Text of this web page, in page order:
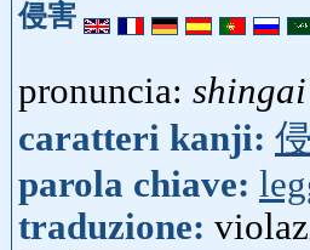
侵害
pronuncia: shingai
caratteri kanji:
parola chiave:
traduzione: